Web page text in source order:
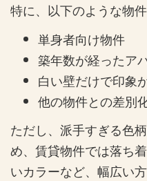
特に、以下のような物
単身者向け物件
築年数が経ったア
白い壁だけで印象
他の物件との差別
ただし、派手すぎる色
め、賃貸物件では落ち
いカラーなど、幅広い